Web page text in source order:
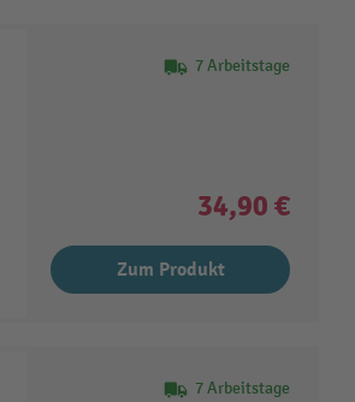
7 Arbeitstage
34,90 €
Zum Produkt
7 Arbeitstage